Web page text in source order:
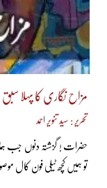
مزاح نگاری کا پہلا سبق
تحریر : سید تنویر احمد
حضرات ! گزشتہ دنوں جب
تو ہمیں کچھ ٹیلی فون کال